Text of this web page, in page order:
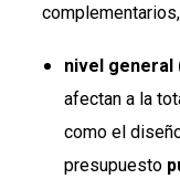
nivel general
afectan a la
como el
presupuesto